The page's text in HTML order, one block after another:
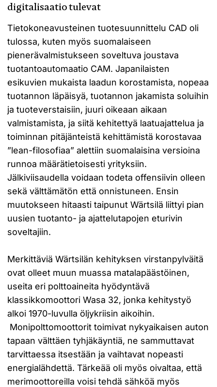
digitalisaatio tulevat
Tietokoneavusteinen tuotesuunnittelu CAD oli
tulossa, kuten myös suomalaiseen
pienerävalmistukseen soveltuva joustava
tuotantoautomaatio CAM. Japanilaisten
esikuvien mukaista laadun korostamista, nopeaa
tuotannon läpäisyä, tuotannon jakamista soluihin
ja tuoteverstaisiin, juuri oikeaan aikaan
valmistamista, ja siitä kehitettyä laatuajattelua ja
toiminnan pitäjänteistä kehittämistä korostavaa
”lean-filosofiaa” alettiin suomalaisina versioina
runnoa määrätietoisesti yrityksiin.
Jälkiviisaudella voidaan todeta offensiivin olleen
sekä välttämätön että onnistuneen. Ensin
muutokseen hitaasti taipunut Wärtsilä liittyi pian
uusien tuotanto- ja ajattelutapojen eturivin
soveltajiin.
Merkittäviä Wärtsilän kehityksen virstanpylväitä
ovat olleet muun muassa matalapäästöinen,
useita eri polttoaineita hyödyntävä
klassikkomoottori Wasa 32, jonka kehitystyö
alkoi 1970-luvulla öljykriisin aikoihin.
Monipolttomoottorit toimivat nykyaikaisen auton
tapaan välttäen tyhjäkäyntiä, ne sammuttavat
tarvittaessa itsestään ja vaihtavat nopeasti
energialähdettä. Tärkeää oli myös oivaltaa, että
merimoottoreilla voisi tehdä sähköä myös